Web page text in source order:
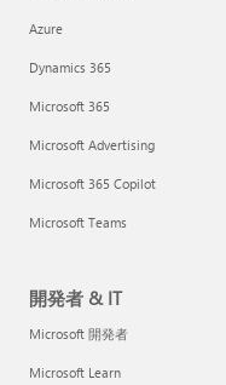
Azure
Dynamics 365
Microsoft 365
Microsoft Advertising
Microsoft 365 Copilot
Microsoft Teams
開発者 & IT
Microsoft 開発者
Microsoft Learn